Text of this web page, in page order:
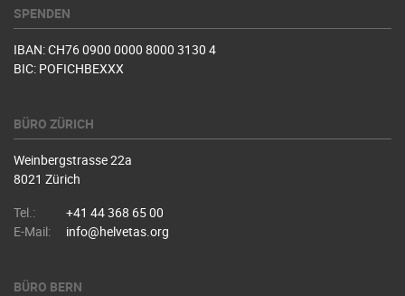
SPENDEN
IBAN: CH76 0900 0000 8000 3130 4
BIC: POFICHBEXXX
BÜRO ZÜRICH
Weinbergstrasse 22a
8021 Zürich
Tel.:
+41 44 368 65 00
E-Mail:
info@helvetas.org
BÜRO BERN